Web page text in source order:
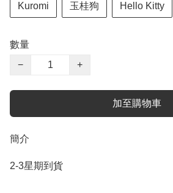
Kuromi 玉桂狗 Hello Kitty
數量
−
+
加至購物車
簡介
2-3星期到貨